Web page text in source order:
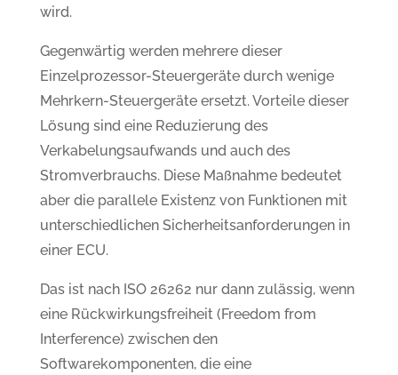
wird.
Gegenwärtig werden mehrere dieser
Einzelprozessor-Steuergeräte durch wenige
Mehrkern-Steuergeräte ersetzt. Vorteile dieser
Lösung sind eine Reduzierung des
Verkabelungsaufwands und auch des
Stromverbrauchs. Diese Maßnahme bedeutet
aber die parallele Existenz von Funktionen mit
unterschiedlichen Sicherheitsanforderungen in
einer ECU.
Das ist nach ISO 26262 nur dann zulässig, wenn
eine Rückwirkungsfreiheit (Freedom from
Interference) zwischen den
Softwarekomponenten, die eine